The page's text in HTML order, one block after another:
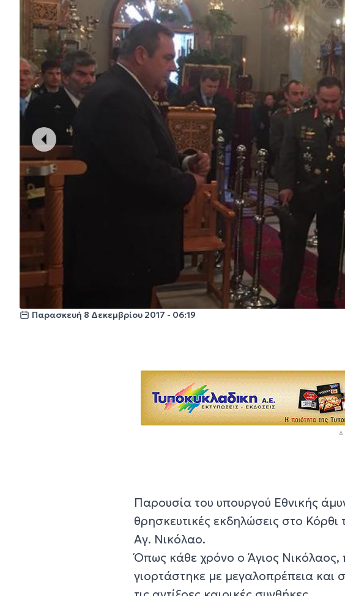
Παρασκευή 8 Δεκεμβρίου 2017 - 06:19
Παρουσία του υπουργού Εθνικής
θρησκευτικές εκδηλώσεις στο
Αγ. Νικόλαο.
Όπως κάθε χρόνο ο Άγιος Νικόλαος,
γιορτάστηκε με μεγαλοπρέπεια